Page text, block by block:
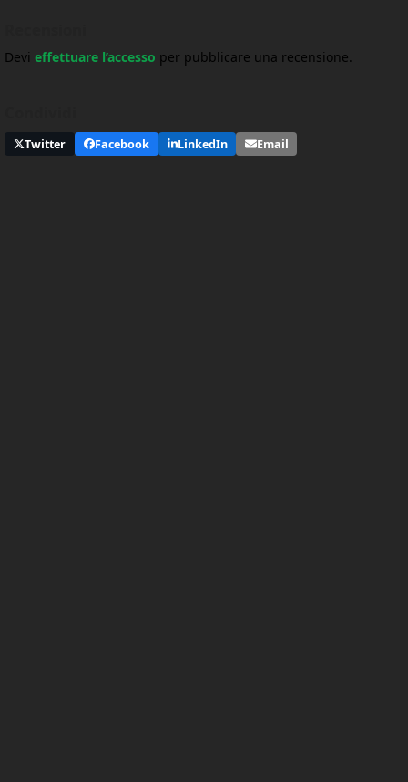
Devi effettuare l’accesso per pubblicare una recensione.
Twitter Facebook LinkedIn Email